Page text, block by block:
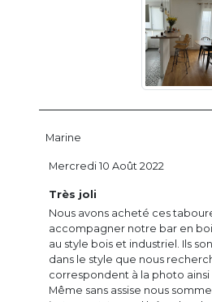
Marine
Très joli
Nous avons acheté ces
accompagner notre bar en
au style bois et industriel. Ils
dans le style que nous
correspondent à la photo ainsi
Même sans assise nous
Mercredi 10 Août 2022